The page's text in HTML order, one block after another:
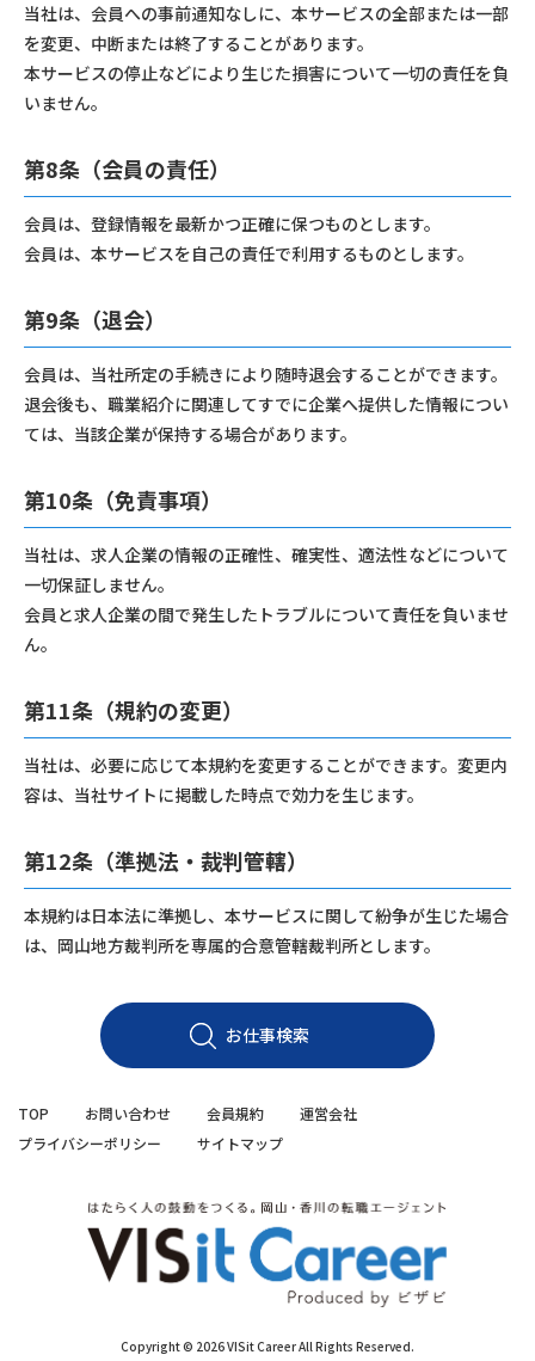
当社は、会員への事前通知なしに、本サービスの全部または一部
を変更、中断または終了することがあります。
本サービスの停止などにより生じた損害について一切の責任を負
いません。
第8条（会員の責任）
会員は、登録情報を最新かつ正確に保つものとします。
会員は、本サービスを自己の責任で利用するものとします。
第9条（退会）
会員は、当社所定の手続きにより随時退会することができます。
退会後も、職業紹介に関連してすでに企業へ提供した情報につい
ては、当該企業が保持する場合があります。
第10条（免責事項）
当社は、求人企業の情報の正確性、確実性、適法性などについて
一切保証しません。
会員と求人企業の間で発生したトラブルについて責任を負いませ
ん。
第11条（規約の変更）
当社は、必要に応じて本規約を変更することができます。変更内
容は、当社サイトに掲載した時点で効力を生じます。
第12条（準拠法・裁判管轄）
本規約は日本法に準拠し、本サービスに関して紛争が生じた場合
は、岡山地方裁判所を専属的合意管轄裁判所とします。
お仕事検索
TOP お問い合わせ 会員規約
運営会社
プライバシーポリシー
サイトマップ
Copyright © 2026 VISit Career All Rights Reserved.